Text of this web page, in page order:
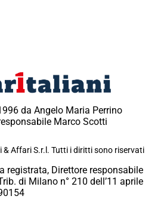
da Angelo Maria Perrino
Marco Scotti
Affari S.r.l. Tutti i diritti sono riservati
registrata, Direttore responsabile
di Milano n° 210 dell’11 aprile